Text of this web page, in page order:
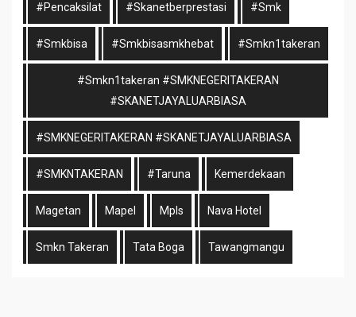
#pencaksilat #skanetberprestasi #smk
#smkbisa #smkbisasmkhebat #smkn1takeran
#smkn1takeran #SMKNEGERITAKERAN
#SKANETJAYALUARBIASA
#SMKNEGERITAKERAN #SKANETJAYALUARBIASA
#SMKNTAKERAN #taruna Kemerdekaan
Magetan Mapel Mpls Nava Hotel
Smkn Takeran Tata Boga Tawangmangu